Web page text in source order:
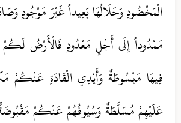
الْمَخْضُودِ وَحَلَالُهَا بَعِيداً غَيْرَ مَوْجُودٍ
مَمْدُوداً إِلَى أَجْلٍ مَعْدُودٍ فَالْأَرْضُ
فِيهَا مَبْسُوطَةٌ وَأَيْدِي الْقَادَةِ عَنْكُمْ
عَلَيْهِمْ مُسَلَّطَةٌ وَسُيُوفُهُمْ عَنْكُمْ